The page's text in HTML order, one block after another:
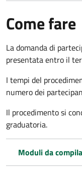
Come fare
La domanda di
presentata entro il
I tempi del
numero dei
Il procedimento si
graduatoria.
Moduli da